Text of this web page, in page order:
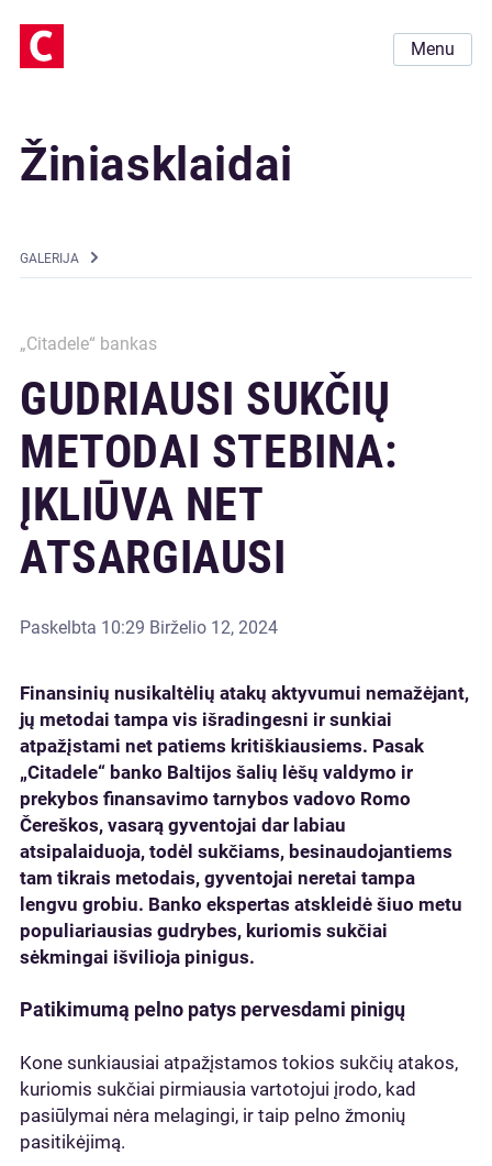
Menu
Žiniasklaidai
GALERIJA
„Citadele“ bankas
GUDRIAUSI SUKČIŲ
METODAI STEBINA:
ĮKLIŪVA NET
ATSARGIAUSI
Paskelbta 10:29 Birželio 12, 2024
Finansinių nusikaltėlių atakų aktyvumui nemažėjant,
jų metodai tampa vis išradingesni ir sunkiai
atpažįstami net patiems kritiškiausiems. Pasak
„Citadele“ banko Baltijos šalių lėšų valdymo ir
prekybos finansavimo tarnybos vadovo Romo
Čereškos, vasarą gyventojai dar labiau
atsipalaiduoja, todėl sukčiams, besinaudojantiems
tam tikrais metodais, gyventojai neretai tampa
lengvu grobiu. Banko ekspertas atskleidė šiuo metu
populiariausias gudrybes, kuriomis sukčiai
sėkmingai išvilioja pinigus.
Patikimumą pelno patys pervesdami pinigų
Kone sunkiausiai atpažįstamos tokios sukčių atakos,
kuriomis sukčiai pirmiausia vartotojui įrodo, kad
pasiūlymai nėra melagingi, ir taip pelno žmonių
pasitikėjimą.